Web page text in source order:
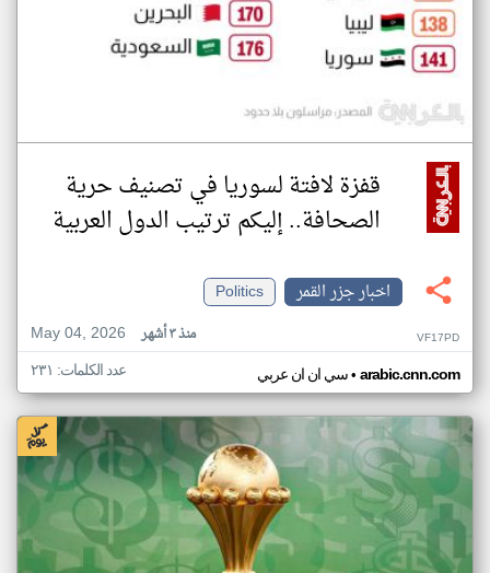
قفزة لافتة لسوريا في تصنيف حرية
الصحافة.. إليكم ترتيب الدول العربية
اخبار جزر القمر
Politics
May 04, 2026
منذ ٣ أشهر VF17PD
سي ان ان عربي• arabic.cnn.com عدد الكلمات: ٢٣١